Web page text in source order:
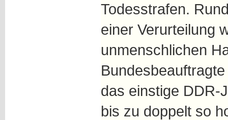
Todesstrafen.
einer Verurteilung
unmenschlichen
das einstige DDR-
bis zu doppelt so